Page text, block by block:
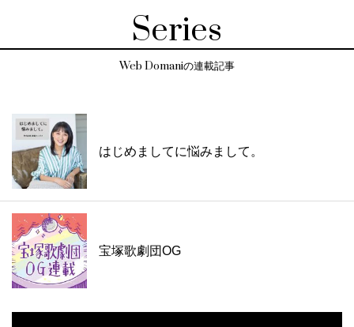
Series
Web Domaniの連載記事
はじめましてに悩みまして。
宝塚歌劇団OG